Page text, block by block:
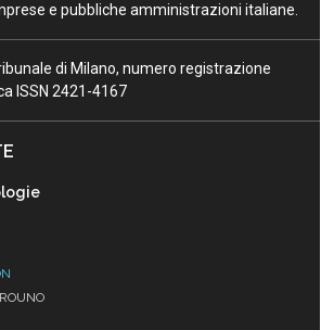
e pubbliche amministrazioni italiane.
di Milano, numero registrazione
ISSN 2421-4167